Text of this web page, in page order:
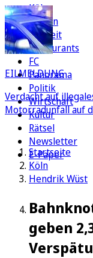
Köln
Region
Freizeit
Restaurants
FC
Panorama
Politik
Wirtschaft
Kultur
Rätsel
Newsletter
E-Paper
EILMELDUNG
Verdacht auf
Motorradunfall auf
Startseite
Köln
Hendrik Wüst
geben